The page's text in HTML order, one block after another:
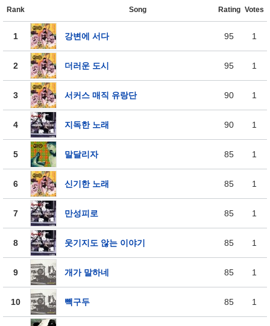
Rank Song Rating Votes
1 강변에 서다 95 1
2 더러운 도시 95 1
3 서커스 매직 유랑단 90 1
4 지독한 노래 90 1
5 말달리자 85 1
6 신기한 노래 85 1
7 만성피로 85 1
8 웃기지도 않는 이야기 85 1
9 개가 말하네 85 1
10 빽구두 85 1